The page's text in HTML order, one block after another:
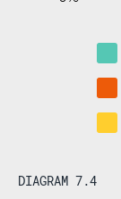
DIAGRAM 7.4